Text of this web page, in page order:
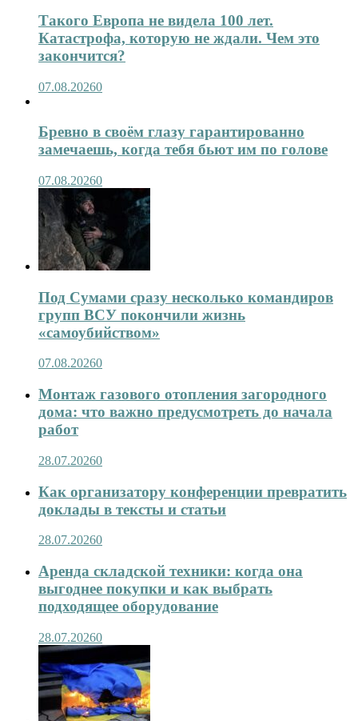
Такого Европа не видела 100 лет.
Катастрофа, которую не ждали. Чем это
закончится?
07.08.20260
Бревно в своём глазу гарантированно
замечаешь, когда тебя бьют им по голове
07.08.20260
Под Сумами сразу несколько командиров
групп ВСУ покончили жизнь
«самоубийством»
07.08.20260
Монтаж газового отопления загородного
дома: что важно предусмотреть до начала
работ
28.07.20260
Как организатору конференции превратить
доклады в тексты и статьи
28.07.20260
Аренда складской техники: когда она
выгоднее покупки и как выбрать
подходящее оборудование
28.07.20260